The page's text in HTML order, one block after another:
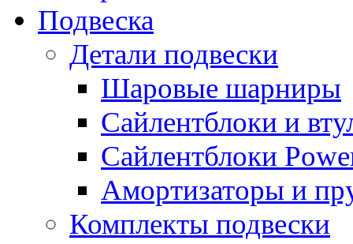
Подвеска
Детали подвески
Шаровые шарниры
Сайлентблоки и
Сайлентблоки
Амортизаторы и
Комплекты подвески